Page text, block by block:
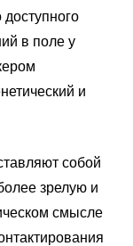
в поле у
и
собой
зрелую и
смысле